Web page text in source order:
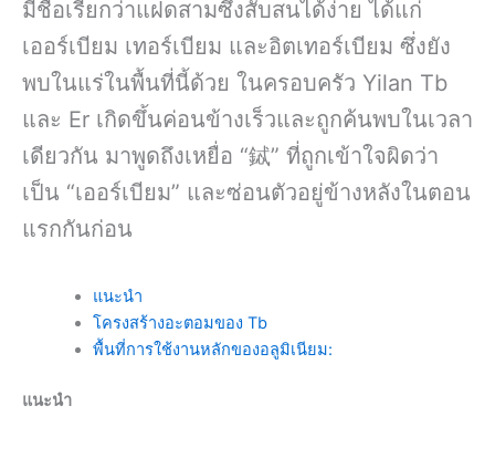
มีชื่อเรียกว่าแฝดสามซึ่งสับสนได้ง่าย ได้แก่
เออร์เบียม เทอร์เบียม และอิตเทอร์เบียม ซึ่งยัง
พบในแร่ในพื้นที่นี้ด้วย ในครอบครัว Yilan Tb
และ Er เกิดขึ้นค่อนข้างเร็วและถูกค้นพบในเวลา
เดียวกัน มาพูดถึงเหยื่อ “鋱” ที่ถูกเข้าใจผิดว่า
เป็น “เออร์เบียม” และซ่อนตัวอยู่ข้างหลังในตอน
แรกกันก่อน
แนะนำ
โครงสร้างอะตอมของ Tb
พื้นที่การใช้งานหลักของอลูมิเนียม:
แนะนำ